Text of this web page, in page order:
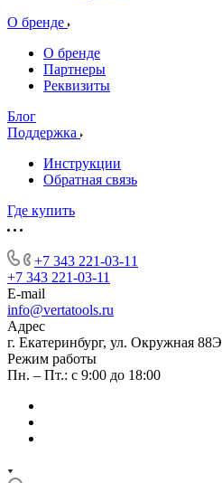
О бренде
О бренде
Партнеры
Реквизиты
Блог
Поддержка
Инструкции
Обратная связь
Где купить
+7 343 221-03-11
+7 343 221-03-11
E-mail
info@vertatools.ru
Адрес
г. Екатеринбург, ул. Окружная 88Э
Режим работы
Пн. – Пт.: с 9:00 до 18:00